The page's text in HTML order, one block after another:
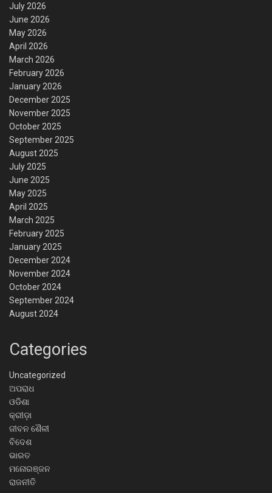
July 2026
June 2026
May 2026
April 2026
March 2026
February 2026
January 2026
December 2025
November 2025
October 2025
September 2025
August 2025
July 2025
June 2025
May 2025
April 2025
March 2025
February 2025
January 2025
December 2024
November 2024
October 2024
September 2024
August 2024
Categories
Uncategorized
ଅପରାଧ
ଓଡିଶା
କ୍ରୀଡ଼ା
ଜୀବନ ଶୈଳୀ
ବିଦେଶ
ଭାରତ
ମନୋରଞ୍ଜନ
ରାଜନୀତି